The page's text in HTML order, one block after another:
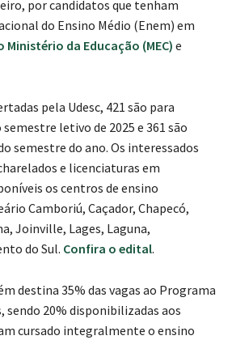
por candidatos que tenham
do Ensino Médio (Enem) em
Ministério da Educação (MEC) e
pela Udesc, 421 são para
letivo de 2025 e 361 são
semestre do ano. Os interessados
e licenciaturas em
os centros de ensino
Camboriú, Caçador, Chapecó,
Joinville, Lages, Laguna,
do Sul. Confira o edital.
destina 35% das vagas ao Programa
sendo 20% disponibilizadas aos
cursado integralmente o ensino